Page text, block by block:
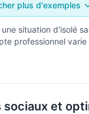
plus d'exemples
situation d'isolé
professionnel varie
sociaux et